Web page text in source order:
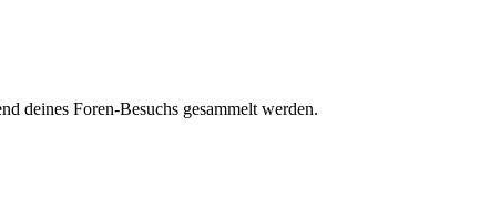
deines Foren-Besuchs gesammelt werden.